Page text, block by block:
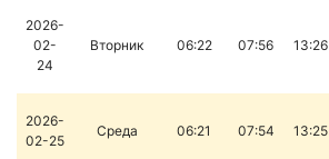
2026-
02-
24
Вторник 06:22 07:56 13:26
2026-
02-25
Среда 06:21 07:54 13:25